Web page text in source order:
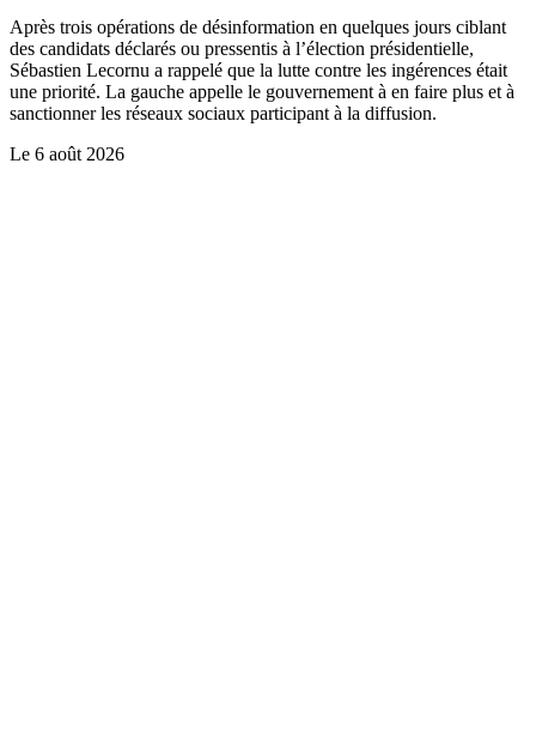
Après trois opérations de désinformation en quelques jours ciblant
des candidats déclarés ou pressentis à l’élection présidentielle,
Sébastien Lecornu a rappelé que la lutte contre les ingérences était
une priorité. La gauche appelle le gouvernement à en faire plus et à
sanctionner les réseaux sociaux participant à la diffusion.
Le 6 août 2026